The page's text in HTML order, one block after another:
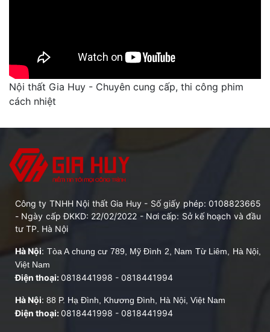
Nội thất Gia Huy - Chuyên cung cấp, thi công phim
cách nhiệt
Công ty TNHH Nội thất Gia Huy - Số giấy phép: 0108823665
- Ngày cấp ĐKKD: 22/02/2022 - Nơi cấp: Sở kế hoạch và đầu
tư TP. Hà Nội
Hà Nội: Tòa A chung cư 789, Mỹ Đình 2, Nam Từ Liêm, Hà Nội,
Việt Nam
Điện thoại:0818441998 - 0818441994
Hà Nội: 88 P. Hạ Đình, Khương Đình, Hà Nội, Việt Nam
Điện thoại:0818441998 - 0818441994